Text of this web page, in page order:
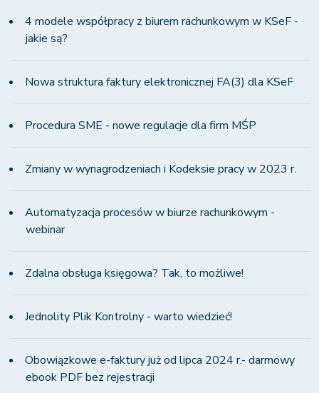
4 modele współpracy z biurem rachunkowym w KSeF -
jakie są?
Nowa struktura faktury elektronicznej FA(3) dla KSeF
Procedura SME - nowe regulacje dla firm MŚP
Zmiany w wynagrodzeniach i Kodeksie pracy w 2023 r.
Automatyzacja procesów w biurze rachunkowym -
webinar
Zdalna obsługa księgowa? Tak, to możliwe!
Jednolity Plik Kontrolny - warto wiedzieć!
Obowiązkowe e-faktury już od lipca 2024 r.- darmowy
ebook PDF bez rejestracji